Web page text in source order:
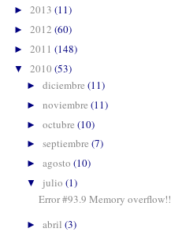
► 2013 (11)
► 2012 (60)
► 2011 (148)
▼ 2010 (53)
► diciembre (11)
► noviembre (11)
► octubre (10)
► septiembre (7)
► agosto (10)
▼ julio (1)
Error #93.9 Memory overflow!!
► abril (3)